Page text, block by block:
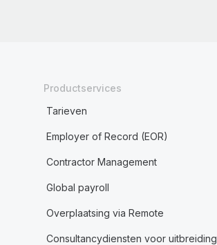
Productservices
Tarieven
Employer of Record (EOR)
Contractor Management
Global payroll
Overplaatsing via Remote
Consultancydiensten voor uitbreiding